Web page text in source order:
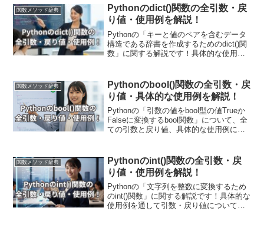
動作を確認し、非同期イテレータから値
を取得し非同期処理を行うプログラムの
作成例も示していますので参考にしてみ
てください。
関数メソッド辞典
Pythonのdict()関数の全引数・戻
り値・使用例を解説！
Pythonの「キーと値のペアを含むデータ
構造である辞書を作成するためのdict()関
数」に関する解説です！具体的な使用例
数の応用使用例も紹介しています！
関数メソッド辞典
Pythonのbool()関数の全引数・戻
り値・具体的な使用例を解説！
Pythonの「引数の値をbool型の値Trueか
Falseに変換するbool関数」について、全
ての引数と戻り値、具体的な使用例に関
値、文字列、リスト、オブジェクトなど
さまざまなデータ型に対して真偽を確認
する方法を具体的に見ていきます！
関数メソッド辞典
Pythonのint()関数の全引数・戻
り値・使用例を解説！
Pythonの「文字列を整数に変換するため
のint()関数」に関する解説です！具体的な
使用例を通して引数・戻り値についても